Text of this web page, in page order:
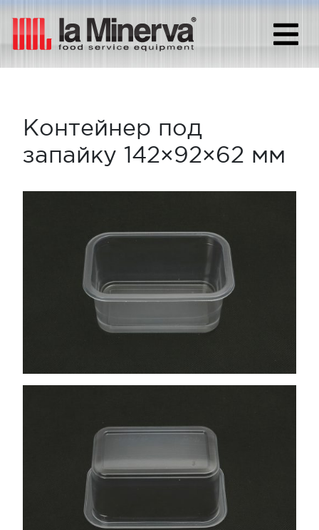
Контейнер под
запайку 142×92×62 мм